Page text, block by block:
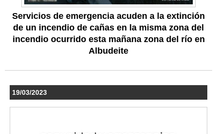
Servicios de emergencia acuden a la extinción
de un incendio de cañas en la misma zona del
incendio ocurrido esta mañana zona del río en
Albudeite
19/03/2023